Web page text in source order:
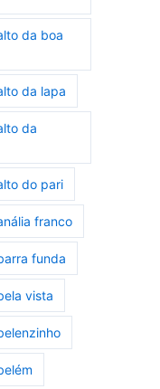
da boa
da lapa
da
do pari
franco
funda
vista